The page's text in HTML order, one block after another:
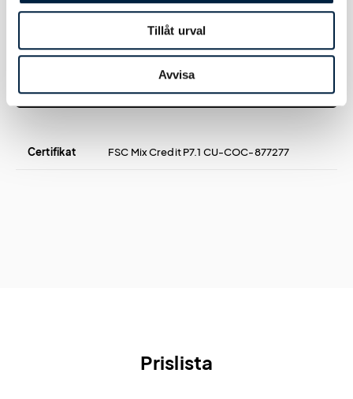
Tillåt urval
Avvisa
Certifikat / Garantier
Certifikat FSC Mix Credit P7.1 CU-COC-877277
Prislista